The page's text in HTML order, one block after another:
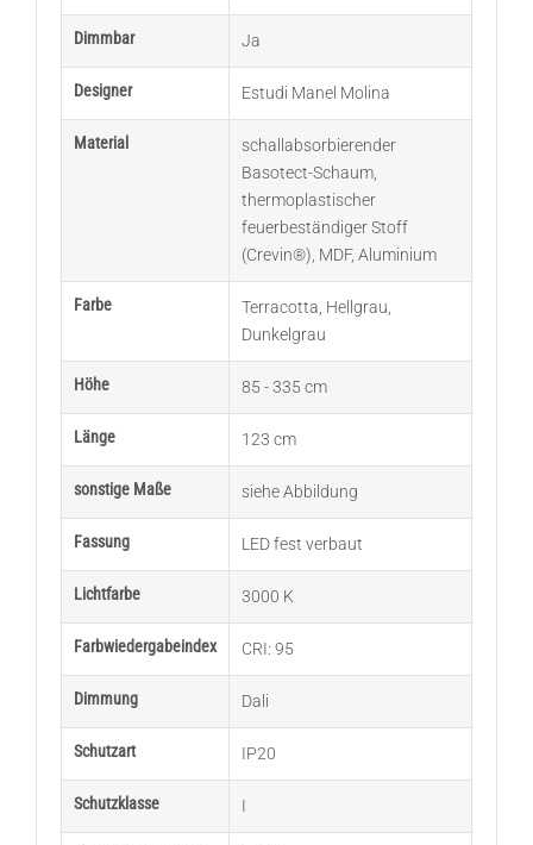
Dimmbar Ja
Designer Estudi Manel Molina
Material
schallabsorbierender
Basotect-Schaum,
thermoplastischer
feuerbeständiger Stoff
(Crevin®) MDF, Aluminium
Farbe Terracotta Hellgrau
Dunkelgrau
Höhe 85 - 335 cm
Länge 123 cm
sonstige Maße siehe Abbildung
Fassung LED fest verbaut
Lichtfarbe 3000 K
Farbwiedergabeindex CRI: 95
Dimmung Dali
Schutzart IP20
Schutzklasse I